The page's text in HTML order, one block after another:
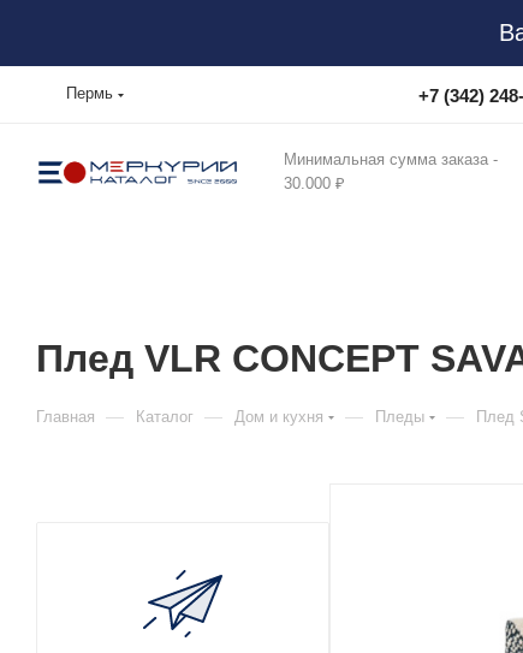
Пермь +7 (342)
Минимальная сумма заказа -
30.000 ₽
Плед VLR CONCEPT
Главная — Каталог — Дом и кухня — Пледы — Плед